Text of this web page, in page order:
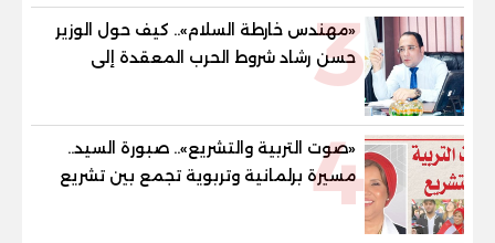
والنور للمكفوفين
3
«مهندس خارطة السلام».. كيف حول الوزير
حسن رشاد شروط الحرب المعقدة إلى
"خارطة طريق" للانسحاب والإعمار؟
4
«صوت التربية والتشريع».. صبورة السيد..
مسيرة برلمانية وتربوية تجمع بين تشريع
القوانين وصناعة الأجيال لبناء الإنسان